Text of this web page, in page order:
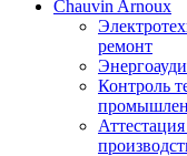
Chauvin Arnoux
ремонт
Контроль